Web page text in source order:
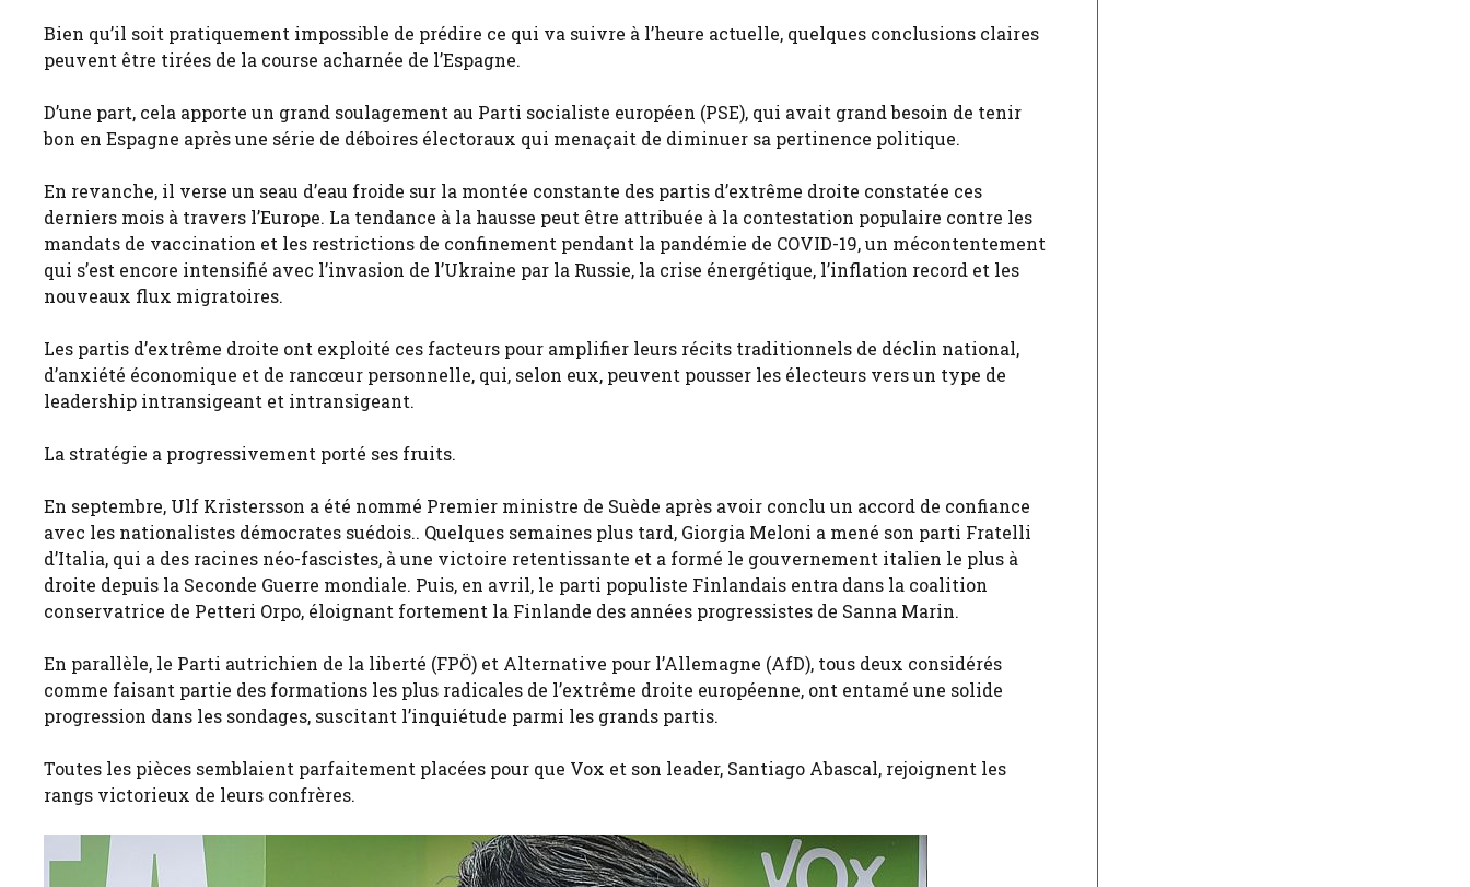
Bien qu’il soit pratiquement impossible de prédire ce qui va suivre à l’heure actuelle, quelques conclusions claires
peuvent être tirées de la course acharnée de l’Espagne.
D’une part, cela apporte un grand soulagement au Parti socialiste européen (PSE), qui avait grand besoin de tenir
bon en Espagne après une série de déboires électoraux qui menaçait de diminuer sa pertinence politique.
En revanche, il verse un seau d’eau froide sur la montée constante des partis d’extrême droite constatée ces
derniers mois à travers l’Europe. La tendance à la hausse peut être attribuée à la contestation populaire contre les
mandats de vaccination et les restrictions de confinement pendant la pandémie de COVID-19, un mécontentement
qui s’est encore intensifié avec l’invasion de l’Ukraine par la Russie, la crise énergétique, l’inflation record et les
nouveaux flux migratoires.
Les partis d’extrême droite ont exploité ces facteurs pour amplifier leurs récits traditionnels de déclin national,
d’anxiété économique et de rancœur personnelle, qui, selon eux, peuvent pousser les électeurs vers un type de
leadership intransigeant et intransigeant.
La stratégie a progressivement porté ses fruits.
En septembre, Ulf Kristersson a été nommé Premier ministre de Suède après avoir conclu un accord de confiance
avec les nationalistes démocrates suédois.. Quelques semaines plus tard, Giorgia Meloni a mené son parti Fratelli
d’Italia, qui a des racines néo-fascistes, à une victoire retentissante et a formé le gouvernement italien le plus à
droite depuis la Seconde Guerre mondiale. Puis, en avril, le parti populiste Finlandais entra dans la coalition
conservatrice de Petteri Orpo, éloignant fortement la Finlande des années progressistes de Sanna Marin.
En parallèle, le Parti autrichien de la liberté (FPÖ) et Alternative pour l’Allemagne (AfD), tous deux considérés
comme faisant partie des formations les plus radicales de l’extrême droite européenne, ont entamé une solide
progression dans les sondages, suscitant l’inquiétude parmi les grands partis.
Toutes les pièces semblaient parfaitement placées pour que Vox et son leader, Santiago Abascal, rejoignent les
rangs victorieux de leurs confrères.